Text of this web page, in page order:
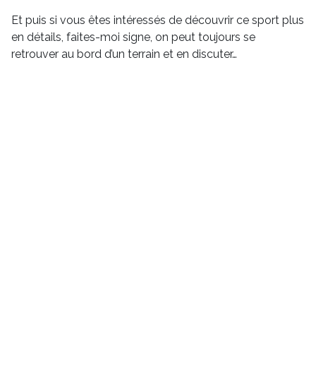
Et puis si vous êtes intéressés de découvrir ce sport plus
en détails, faites-moi signe, on peut toujours se
retrouver au bord d’un terrain et en discuter…